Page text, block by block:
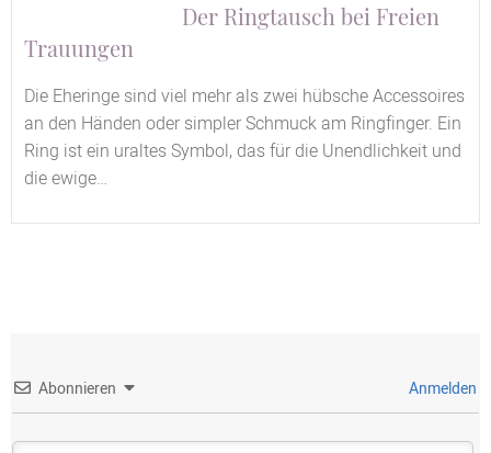
Der Ringtausch bei Freien
Trauungen
Die Eheringe sind viel mehr als zwei hübsche Accessoires
an den Händen oder simpler Schmuck am Ringfinger. Ein
Ring ist ein uraltes Symbol, das für die Unendlichkeit und
die ewige…
Abonnieren Anmelden